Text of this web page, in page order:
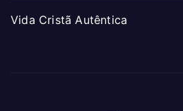
Vida Cristã Autêntica